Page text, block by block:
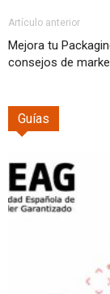
Artículo anterior
Mejora tu
consejos de
Guías